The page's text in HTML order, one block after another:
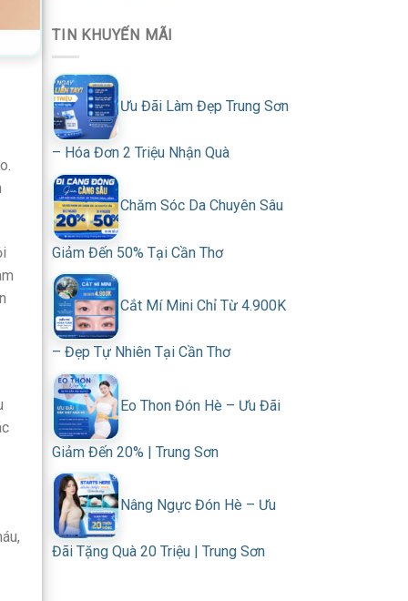
TIN KHUYẾN MÃI
Ưu Đãi Làm Đẹp Trung Sơn
– Hóa Đơn 2 Triệu Nhận Quà
Chăm Sóc Da Chuyên Sâu
Giảm Đến 50% Tại Cần Thơ
Cắt Mí Mini Chỉ Từ 4.900K
– Đẹp Tự Nhiên Tại Cần Thơ
Eo Thon Đón Hè – Ưu Đãi
Giảm Đến 20% | Trung Sơn
Nâng Ngực Đón Hè – Ưu
Đãi Tặng Quà 20 Triệu | Trung Sơn